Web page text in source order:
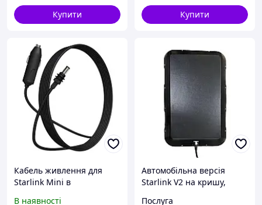
Купити Купити
Кабель живлення для
Starlink Mini в
В наявності
Автомобільна версія
Starlink V2 на кришу,
Послуга